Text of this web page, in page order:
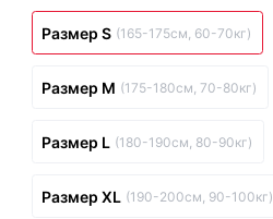
Размер S (165-175см, 60-70кг)
Размер M (175-180см, 70-80кг)
Размер L (180-190см, 80-90кг)
Размер XL (190-200см, 90-100кг)